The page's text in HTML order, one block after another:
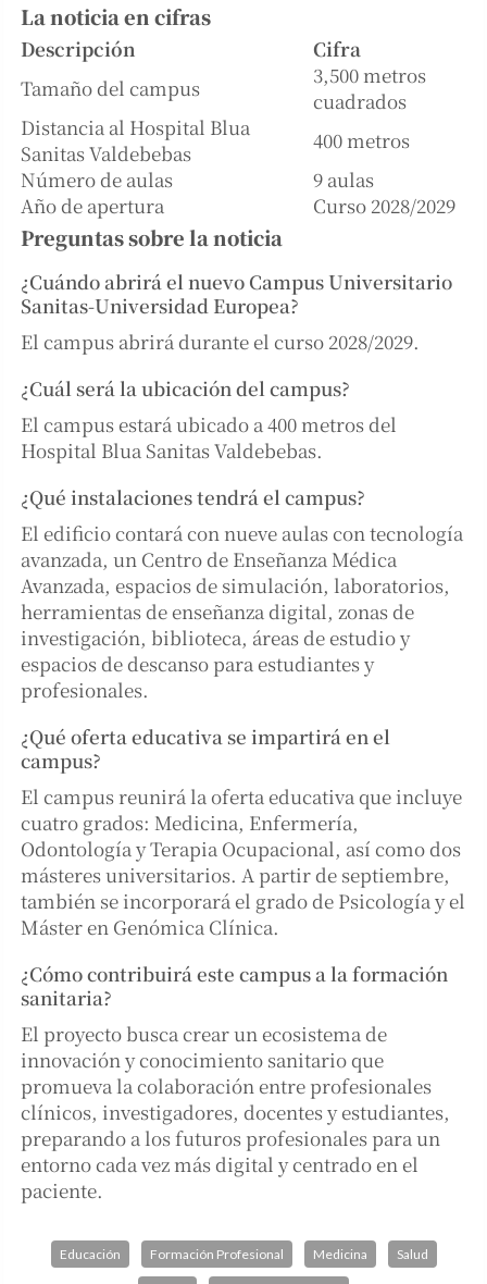
La noticia en cifras
Descripción
Cifra
Tamaño del campus
3,500 metros
cuadrados
Distancia al Hospital Blua
Sanitas Valdebebas
400 metros
Número de aulas
9 aulas
Año de apertura
Curso 2028/2029
Preguntas sobre la noticia
¿Cuándo abrirá el nuevo Campus Universitario
Sanitas-Universidad Europea?
El campus abrirá durante el curso 2028/2029.
¿Cuál será la ubicación del campus?
El campus estará ubicado a 400 metros del
Hospital Blua Sanitas Valdebebas.
¿Qué instalaciones tendrá el campus?
El edificio contará con nueve aulas con tecnología
avanzada, un Centro de Enseñanza Médica
Avanzada, espacios de simulación, laboratorios,
herramientas de enseñanza digital, zonas de
investigación, biblioteca, áreas de estudio y
espacios de descanso para estudiantes y
profesionales.
¿Qué oferta educativa se impartirá en el
campus?
El campus reunirá la oferta educativa que incluye
cuatro grados: Medicina, Enfermería,
Odontología y Terapia Ocupacional, así como dos
másteres universitarios. A partir de septiembre,
también se incorporará el grado de Psicología y el
Máster en Genómica Clínica.
¿Cómo contribuirá este campus a la formación
sanitaria?
El proyecto busca crear un ecosistema de
innovación y conocimiento sanitario que
promueva la colaboración entre profesionales
clínicos, investigadores, docentes y estudiantes,
preparando a los futuros profesionales para un
entorno cada vez más digital y centrado en el
paciente.
Educación Formación Profesional Medicina Salud